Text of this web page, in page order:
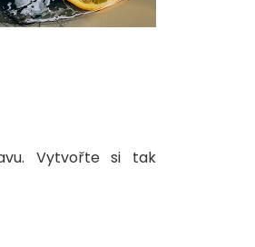
Vytvořte si tak